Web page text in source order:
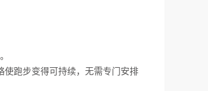
使跑步变得可持续，无需专门安排